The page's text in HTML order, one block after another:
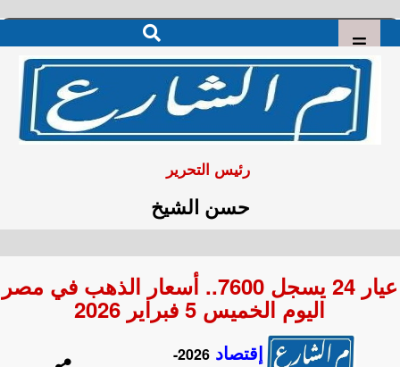
رئيس التحرير
حسن الشيخ
عيار 24 يسجل 7600.. أسعار الذهب في مصر
اليوم الخميس 5 فبراير 2026
إقتصاد
2026-